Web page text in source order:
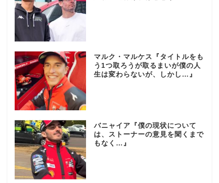
マルク・マルケス『タイトルをも
う1つ取ろうが取るまいが僕の人
生は変わらないが、しかし…』
バニャイア『僕の現状について
は、ストーナーの意見を聞くまで
もなく…』